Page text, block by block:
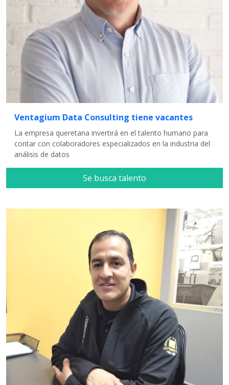
Ventagium Data Consulting tiene vacantes
La empresa queretana invertirá en el talento humano para
contar con colaboradores especializados en la industria del
análisis de datos
Se busca talento